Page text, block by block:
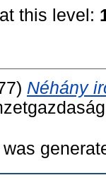
this level:
Néhány